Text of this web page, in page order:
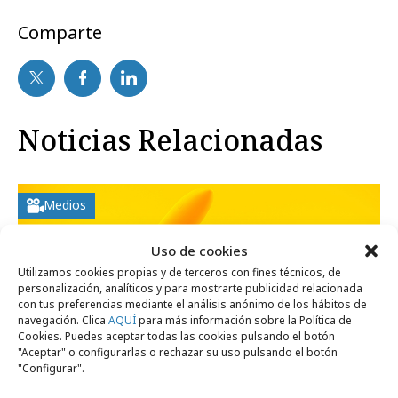
Uso de cookies
Utilizamos cookies propias y de terceros con fines técnicos, de
personalización, analíticos y para mostrarte publicidad relacionada
con tus preferencias mediante el análisis anónimo de los hábitos de
navegación. Clica AQUÍpara más información sobre la Política de
Cookies. Puedes aceptar todas las cookies pulsando el botón
"Aceptar" o configurarlas o rechazar su uso pulsando el botón
"Configurar".
Comparte
Noticias Relacionadas
Medios